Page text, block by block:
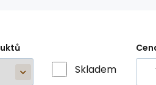
Skladem